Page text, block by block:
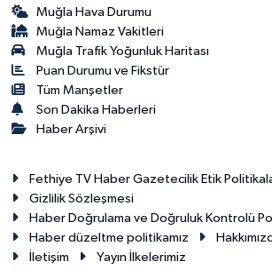
Muğla Hava Durumu
Muğla Namaz Vakitleri
Muğla Trafik Yoğunluk Haritası
Puan Durumu ve Fikstür
Tüm Manşetler
Son Dakika Haberleri
Haber Arşivi
Fethiye TV Haber Gazetecilik Etik
Gizlilik Sözleşmesi
Haber Doğrulama ve Doğruluk Kontrolü
Haber düzeltme politikamız
İletişim
Yayın İlkelerimiz